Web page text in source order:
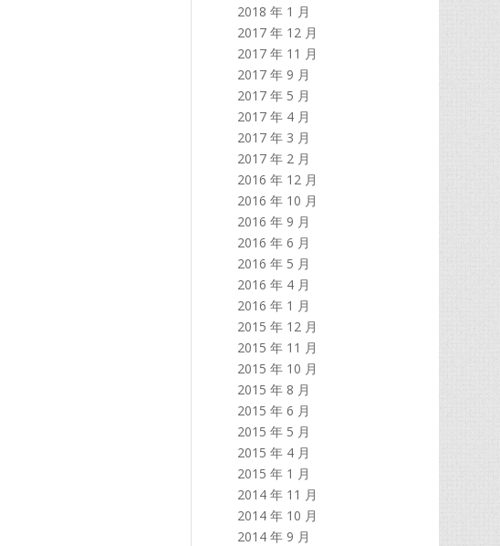
2018 年 1 月
2017 年 12 月
2017 年 11 月
2017 年 9 月
2017 年 5 月
2017 年 4 月
2017 年 3 月
2017 年 2 月
2016 年 12 月
2016 年 10 月
2016 年 9 月
2016 年 6 月
2016 年 5 月
2016 年 4 月
2016 年 1 月
2015 年 12 月
2015 年 11 月
2015 年 10 月
2015 年 8 月
2015 年 6 月
2015 年 5 月
2015 年 4 月
2015 年 1 月
2014 年 11 月
2014 年 10 月
2014 年 9 月